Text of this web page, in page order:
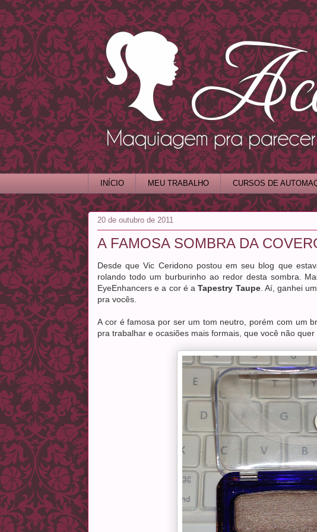
INÍCIO MEU TRABALHO CURSOS DE
20 de outubro de 2011
A FAMOSA SOMBRA DA
Desde que Vic Ceridono postou em seu blog que
rolando todo um burburinho ao redor desta sombra.
EyeEnhancers e a cor é aTapestry Taupe. Aí, ganhei
pra vocês.
A cor é famosa por ser um tom neutro, porém com um
pra trabalhar e ocasiões mais formais, que você não